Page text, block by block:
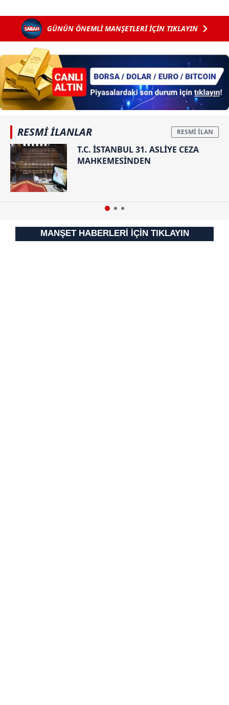
Köybaşı jübile
yaptı
Ankara'ya
ulaşacak YHT
Bunca kokaine
uyumam...
GÜNÜN ÖNEMLİ MANŞETLERİ İÇİN TIKLAYIN
RESMİ İLANLAR
T.C. İSTANBUL 31. ASLİYE CEZA
MAHKEMESİNDEN
MANŞET HABERLERİ İÇİN TIKLAYIN